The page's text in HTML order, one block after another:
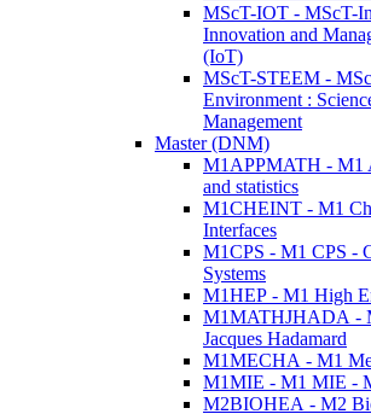
MScT-IOT - MScT-
Innovation and
(IoT)
MScT-STEEM -
Environment :
Management
Master (DNM)
M1APPMATH - M1
and statistics
M1CHEINT - M1
Interfaces
M1CPS - M1 CPS -
Systems
M1HEP - M1 High
M1MATHJHADA -
Jacques Hadamard
M1MECHA - M1
M1MIE - M1 MIE -
M2BIOHEA - M2